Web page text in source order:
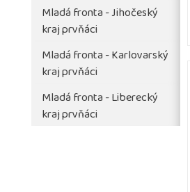
Mladá fronta - Jihočeský
kraj prvňáci
Mladá fronta - Karlovarský
kraj prvňáci
Mladá fronta - Liberecký
kraj prvňáci